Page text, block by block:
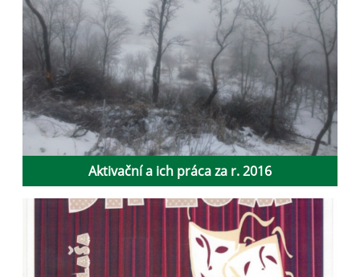
Aktivační a ich práca za r. 2016